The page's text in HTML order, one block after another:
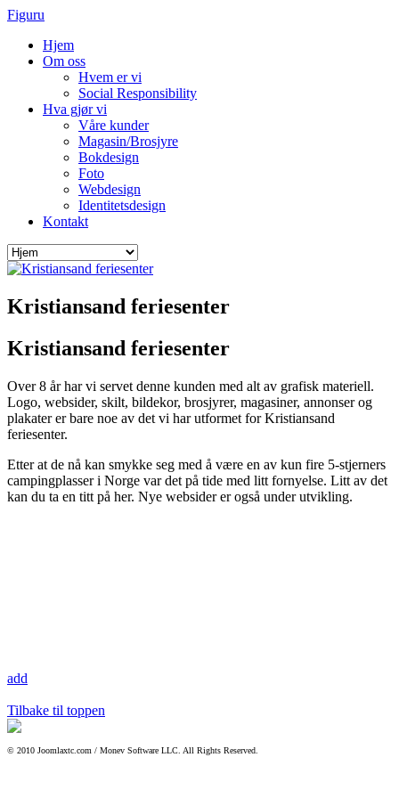
Figuru
Hjem
Om oss
Hvem er vi
Social Responsibility
Hva gjør vi
Våre kunder
Magasin/Brosjyre
Bokdesign
Foto
Webdesign
Identitetsdesign
Kontakt
Kristiansand feriesenter
Kristiansand feriesenter
Over 8 år har vi servet denne kunden med alt av grafisk materiell.
Logo, websider, skilt, bildekor, brosjyrer, magasiner, annonser og
plakater er bare noe av det vi har utformet for Kristiansand
feriesenter.
Etter at de nå kan smykke seg med å være en av kun fire 5-stjerners
campingplasser i Norge var det på tide med litt fornyelse. Litt av det
kan du ta en titt på her. Nye websider er også under utvikling.
add
Tilbake til toppen
© 2010 Joomlaxtc.com / Monev Software LLC. All Rights Reserved.